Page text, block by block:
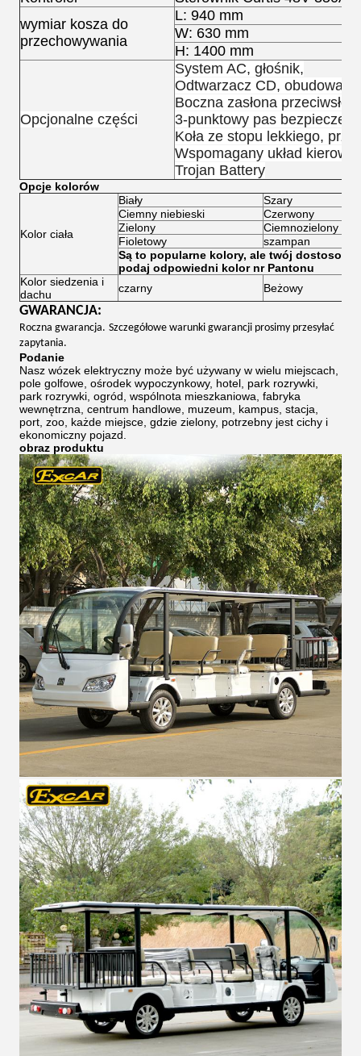
wymiar kosza do
przechowywania
L: 940 mm
W: 630 mm
H: 1400 mm
Opcjonalne części
System AC, głośnik,
Odtwarzacz CD, obudowa
Boczna zasłona
3-punktowy pas
Koła ze stopu lekkiego,
Wspomagany układ
Trojan Battery
Opcje kolorów
Kolor ciała
Biały
Szary
Ciemny niebieski
Czerwony
Zielony
Ciemnozielony
Fioletowy
szampan
Są to popularne kolory, ale twój
podaj odpowiedni kolor nr Pantonu
Kolor siedzenia i
dachu
czarny Beżowy
GWARANCJA:
Roczna gwarancja. Szczegółowe warunki gwarancji prosimy przesyłać
zapytania.
Podanie
Nasz wózek elektryczny może być używany w wielu miejscach,
pole golfowe, ośrodek wypoczynkowy, hotel, park rozrywki,
park rozrywki, ogród, wspólnota mieszkaniowa, fabryka
wewnętrzna, centrum handlowe, muzeum, kampus, stacja,
port, zoo, każde miejsce, gdzie zielony, potrzebny jest cichy i
ekonomiczny pojazd.
obraz produktu